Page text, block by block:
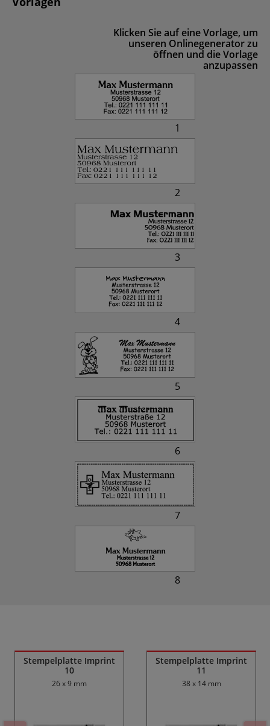
Klicken Sie auf eine Vorlage, um
unseren Onlinegenerator zu
öffnen und die Vorlage
anzupassen
1
2
3
4
5
6
7
8
Stempelplatte Imprint
10
26 x 9 mm
Stempelplatte Imprint
11
38 x 14 mm